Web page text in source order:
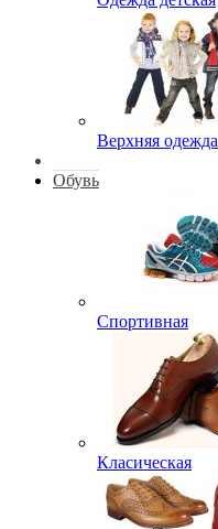
Верхняя одежда
Обувь
Спортивная
Класическая